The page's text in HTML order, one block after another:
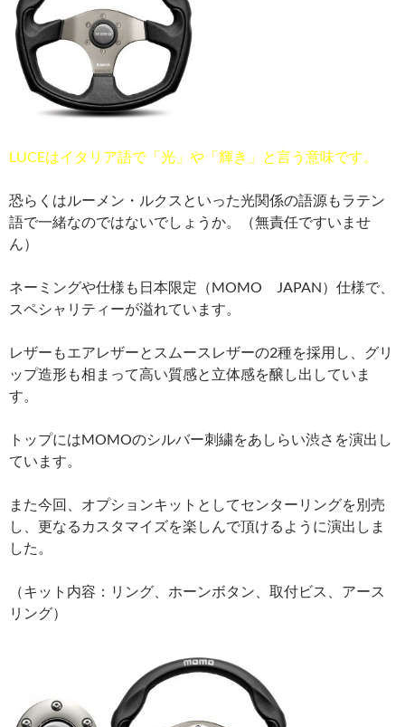
LUCEはイタリア語で「光」や「輝き」と言う意味です。
恐らくはルーメン・ルクスといった光関係の語源もラテン
語で一緒なのではないでしょうか。（無責任ですいませ
ん）
ネーミングや仕様も日本限定（MOMO JAPAN）仕様で、
スペシャリティーが溢れています。
レザーもエアレザーとスムースレザーの2種を採用し、グリ
ップ造形も相まって高い質感と立体感を醸し出していま
す。
トップにはMOMOのシルバー刺繍をあしらい渋さを演出し
ています。
また今回、オプションキットとしてセンターリングを別売
し、更なるカスタマイズを楽しんで頂けるように演出しま
した。
（キット内容：リング、ホーンボタン、取付ビス、アース
リング）